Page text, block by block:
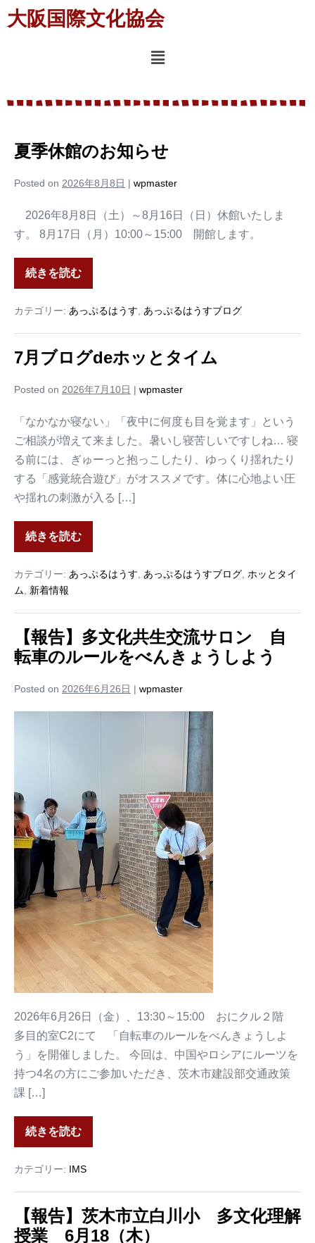
大阪国際文化協会
夏季休館のお知らせ
Posted on 2026年8月8日 | wpmaster
2026年8月8日（土）～8月16日（日）休館いたしま
す。 8月17日（月）10:00～15:00 開館します。
続きを読む
カテゴリー: あっぷるはうす, あっぷるはうすブログ
7月ブログdeホッとタイム
Posted on 2026年7月10日 | wpmaster
「なかなか寝ない」「夜中に何度も目を覚ます」という
ご相談が増えて来ました。暑いし寝苦しいですしね… 寝
る前には、ぎゅーっと抱っこしたり、ゆっくり揺れたり
する「感覚統合遊び」がオススメです。体に心地よい圧
や揺れの刺激が入る […]
続きを読む
カテゴリー: あっぷるはうす, あっぷるはうすブログ, ホッとタイ
ム, 新着情報
【報告】多文化共生交流サロン 自
転車のルールをべんきょうしよう
Posted on 2026年6月26日 | wpmaster
2026年6月26日（金）、13:30～15:00 おにクル２階
多目的室C2にて 「自転車のルールをべんきょうしよ
う」を開催しました。 今回は、中国やロシアにルーツを
持つ4名の方にご参加いただき、茨木市建設部交通政策
課 […]
続きを読む
カテゴリー: IMS
【報告】茨木市立白川小 多文化理解
授業 6月18（木）